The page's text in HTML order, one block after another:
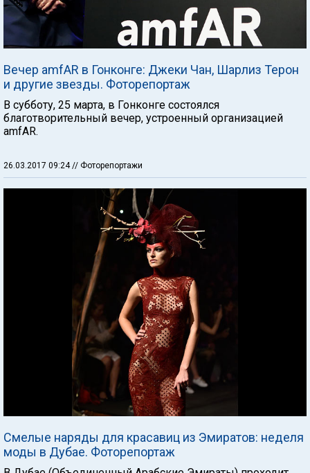
Вечер amfAR в Гонконге: Джеки Чан, Шарлиз Терон
и другие звезды. Фоторепортаж
В субботу, 25 марта, в Гонконге состоялся
благотворительный вечер, устроенный организацией
amfAR.
26.03.2017 09:24// Фоторепортажи
Смелые наряды для красавиц из Эмиратов: неделя
моды в Дубае. Фоторепортаж